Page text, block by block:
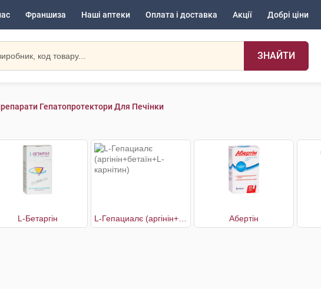
Франшиза Наші аптеки Оплата і доставка Акції Добрі ціни
ЗНАЙТИ
Гепатопротектори Для Печінки
L-Бетаргін Абертін